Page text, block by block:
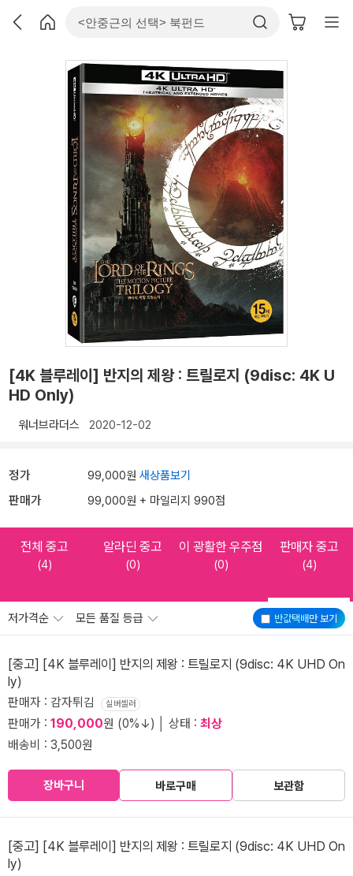
[4K 블루레이] 반지의 제왕 : 트릴로지 (9disc: 4K U
HD Only)
워너브라더스 2020-12-02
정가 99,000원 새상품보기
판매가 99,000원 + 마일리지 990점
전체 중고
(4)
알라딘 중고
(0)
이 광활한 우주점
(0)
판매자 중고
(4)
반값택배만 보기
저가격순 모든 품질 등급
[중고] [4K 블루레이] 반지의 제왕 : 트릴로지 (9disc: 4K UHD On
ly)
판매자 : 감자튀김 실버셀러
판매가 : 190,000원 (0%↓) │ 상태 : 최상
배송비 : 3,500원
장바구니 바로구매 보관함
[중고] [4K 블루레이] 반지의 제왕 : 트릴로지 (9disc: 4K UHD On
ly)